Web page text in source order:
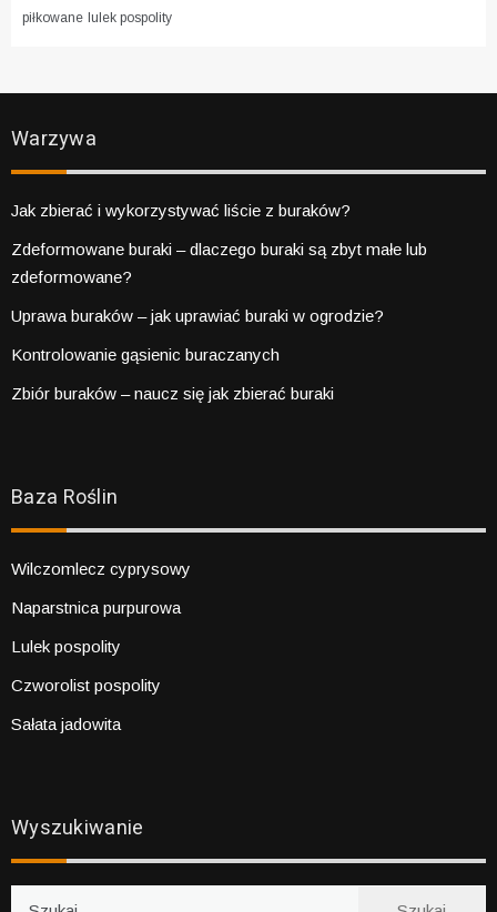
piłkowane lulek pospolity
Warzywa
Jak zbierać i wykorzystywać liście z buraków?
Zdeformowane buraki – dlaczego buraki są zbyt małe lub
zdeformowane?
Uprawa buraków – jak uprawiać buraki w ogrodzie?
Kontrolowanie gąsienic buraczanych
Zbiór buraków – naucz się jak zbierać buraki
Baza Roślin
Wilczomlecz cyprysowy
Naparstnica purpurowa
Lulek pospolity
Czworolist pospolity
Sałata jadowita
Wyszukiwanie